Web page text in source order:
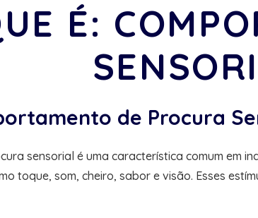
É:
de Procura
sensorial é uma característica comum em
toque, som, cheiro, sabor e visão. Esses